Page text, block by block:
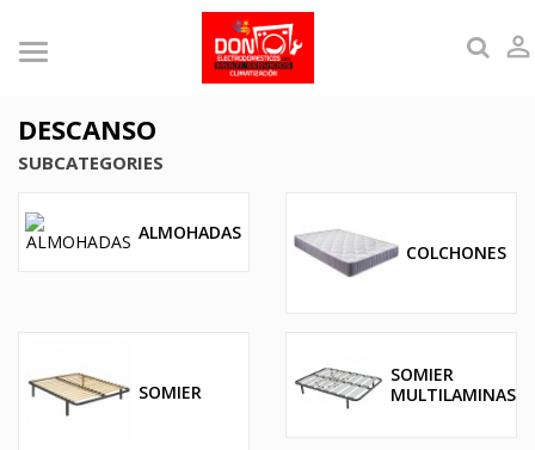

DESCANSO
SUBCATEGORIES
ALMOHADAS
COLCHONES
SOMIER
SOMIER
MULTILAMINAS